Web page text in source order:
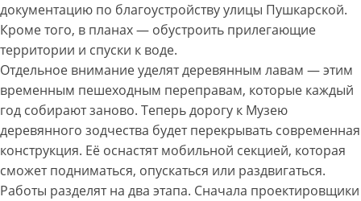
документацию по благоустройству улицы Пушкарской.
Кроме того, в планах — обустроить прилегающие
территории и спуски к воде.
Отдельное внимание уделят деревянным лавам — этим
временным пешеходным переправам, которые каждый
год собирают заново. Теперь дорогу к Музею
деревянного зодчества будет перекрывать современная
конструкция. Её оснастят мобильной секцией, которая
сможет подниматься, опускаться или раздвигаться.
Работы разделят на два этапа. Сначала проектировщики